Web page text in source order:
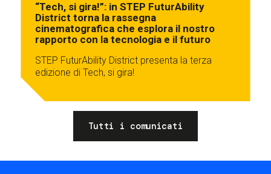
“Tech, si gira!”: in STEP FuturAbility
District torna la rassegna
cinematografica che esplora il nostro
rapporto con la tecnologia e il futuro
STEP FuturAbility District presenta la terza
edizione di Tech, si gira!
Tutti i comunicati